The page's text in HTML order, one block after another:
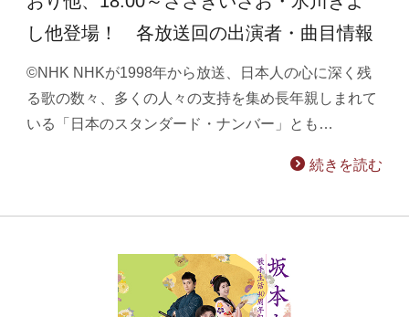
し他登場！ 各放送回の出演者・曲目情報
©NHK NHKが1998年から放送、日本人の心に深く残
る歌の数々、多くの人々の支持を集め長年親しまれて
いる「日本のスタンダード・ナンバー」とも…
続きを読む